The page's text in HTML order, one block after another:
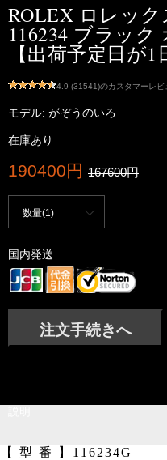
ROLEX ロレッ
116234 ブラック
【出荷予定日が1
4.9 (31541)のカスタマーレビ
モデル: がぞうのいろ
在庫あり
190400円 167600円
数量(1)
国内発送
注文手続きへ
【 型 番 】116234G